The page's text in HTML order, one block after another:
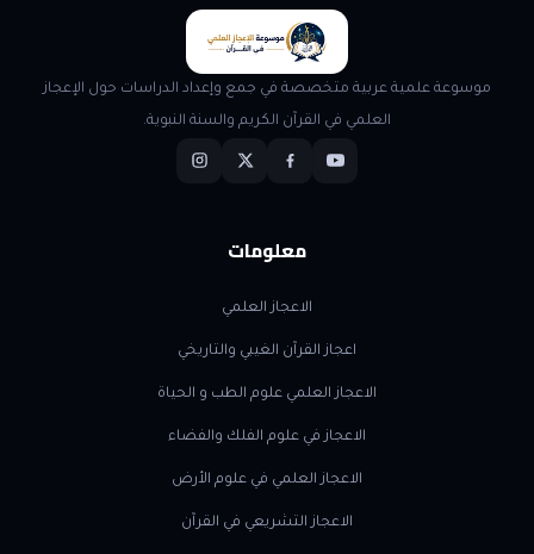
موسوعة علمية عربية متخصصة في جمع وإعداد الدراسات حول الإعجاز
العلمي في القرآن الكريم والسنة النبوية.
معلومات
الاعجاز العلمي
اعجاز القرآن الغيبي والتاريخي
الاعجاز العلمي علوم الطب و الحياة
الاعجاز في علوم الفلك والفضاء
الاعجاز العلمي في علوم الأرض
الاعجاز التشريعي في القرآن